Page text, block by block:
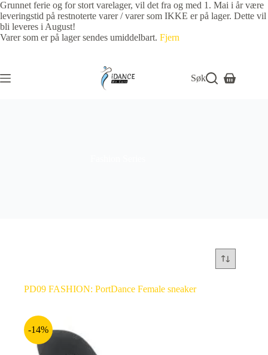
Grunnet ferie og for stort varelager, vil det fra og med 1. Mai i år være
leveringstid på restnoterte varer / varer som IKKE er på lager. Dette vil
bli leveres i August!
Varer som er på lager sendes umiddelbart. Fjern
Søk
PD09 FASHION: PortDance Female sneaker
-14%